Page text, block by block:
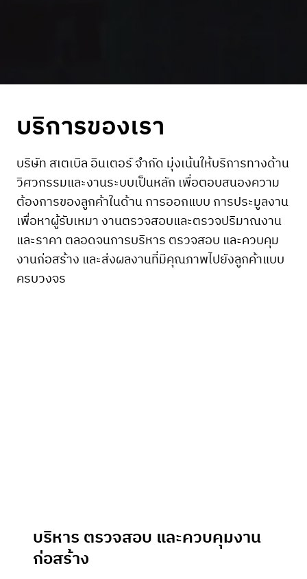
บริการของเรา
บริษัท สเตเบิล อินเตอร์ จำกัด มุ่งเน้นให้บริการทางด้าน
วิศวกรรมและงานระบบเป็นหลัก เพื่อตอบสนองความ
ต้องการของลูกค้าในด้าน การออกแบบ การประมูลงาน
เพื่อหาผู้รับเหมา งานตรวจสอบและตรวจปริมาณงาน
และราคา ตลอดจนการบริหาร ตรวจสอบ และควบคุม
งานก่อสร้าง และส่งผลงานที่มีคุณภาพไปยังลูกค้าแบบ
ครบวงจร
บริหาร ตรวจสอบ และควบคุมงาน
ก่อสร้าง